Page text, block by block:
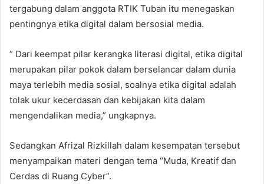
tergabung dalam anggota RTIK Tuban itu menegaskan
pentingnya etika digital dalam bersosial media.
” Dari keempat pilar kerangka literasi digital, etika digital
merupakan pilar pokok dalam berselancar dalam dunia
maya terlebih media sosial, soalnya etika digital adalah
tolak ukur kecerdasan dan kebijakan kita dalam
mengendalikan media,” ungkapnya.
Sedangkan Afrizal Rizkillah dalam kesempatan tersebut
menyampaikan materi dengan tema “Muda, Kreatif dan
Cerdas di Ruang Cyber”.